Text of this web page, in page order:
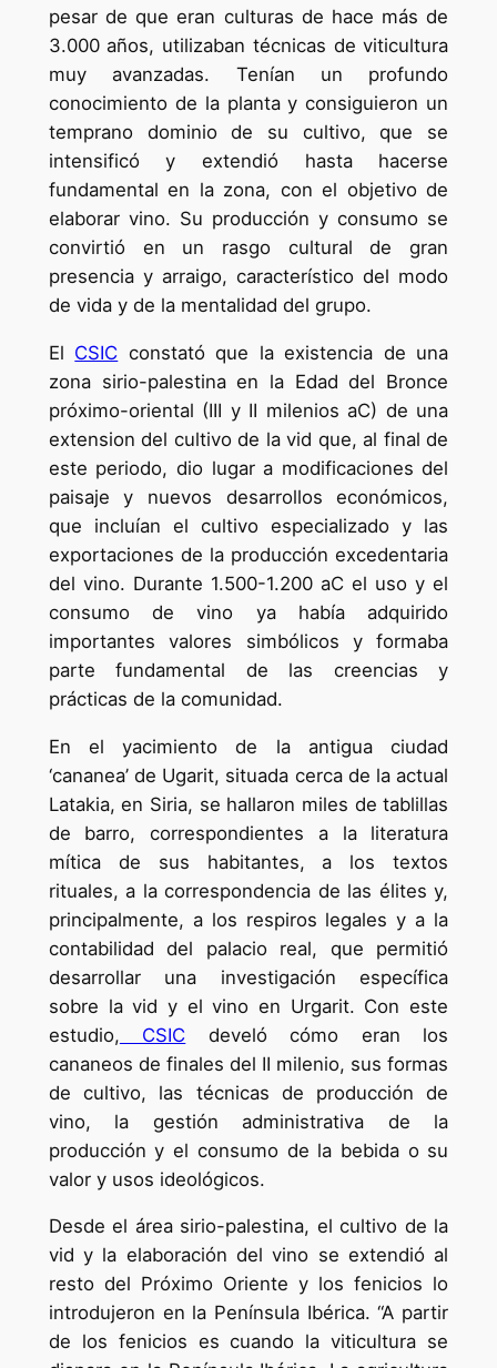
pesar de que eran culturas de hace más de
3.000 años, utilizaban técnicas de viticultura
muy avanzadas. Tenían un profundo
conocimiento de la planta y consiguieron un
temprano dominio de su cultivo, que se
intensificó y extendió hasta hacerse
fundamental en la zona, con el objetivo de
elaborar vino. Su producción y consumo se
convirtió en un rasgo cultural de gran
presencia y arraigo, característico del modo
de vida y de la mentalidad del grupo.
El CSIC constató que la existencia de una
zona sirio-palestina en la Edad del Bronce
próximo-oriental (III y II milenios aC) de una
extension del cultivo de la vid que, al final de
este periodo, dio lugar a modificaciones del
paisaje y nuevos desarrollos económicos,
que incluían el cultivo especializado y las
exportaciones de la producción excedentaria
del vino. Durante 1.500-1.200 aC el uso y el
consumo de vino ya había adquirido
importantes valores simbólicos y formaba
parte fundamental de las creencias y
prácticas de la comunidad.
En el yacimiento de la antigua ciudad
‘cananea’ de Ugarit, situada cerca de la actual
Latakia, en Siria, se hallaron miles de tablillas
de barro, correspondientes a la literatura
mítica de sus habitantes, a los textos
rituales, a la correspondencia de las élites y,
principalmente, a los respiros legales y a la
contabilidad del palacio real, que permitió
desarrollar una investigación específica
sobre la vid y el vino en Urgarit. Con este
estudio, CSIC develó cómo eran los
cananeos de finales del II milenio, sus formas
de cultivo, las técnicas de producción de
vino, la gestión administrativa de la
producción y el consumo de la bebida o su
valor y usos ideológicos.
Desde el área sirio-palestina, el cultivo de la
vid y la elaboración del vino se extendió al
resto del Próximo Oriente y los fenicios lo
introdujeron en la Península Ibérica. “A partir
de los fenicios es cuando la viticultura se